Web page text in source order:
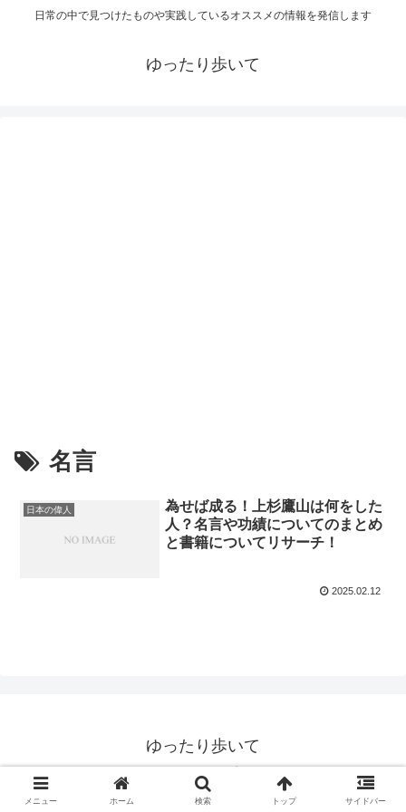
日常の中で見つけたものや実践しているオススメの情報を発信します
ゆったり歩いて
名言
日本の偉人
為せば成る！上杉鷹山は何をした
人？名言や功績についてのまとめ
と書籍についてリサーチ！
2025.02.12
ゆったり歩いて
メニュー ホーム 検索 トップ サイドバー